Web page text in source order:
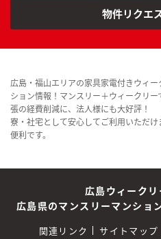
物件リクエ
広島・福山エリアの家具家電付きウィ
ション情報！マンスリー＋ウィークリ
張の経費削減に、法人様にも大好評！
寮・社宅として安心してご利用いただ
便利です。
広島ウィーク
広島県のマンスリーマンショ
関連リンク サイトマップ